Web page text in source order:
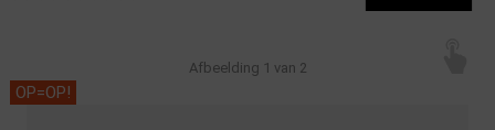
Afbeelding 1 van 2
OP=OP!